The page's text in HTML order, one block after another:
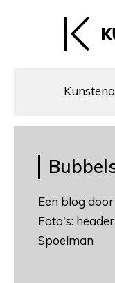
Een blog
Foto's:
Spoelman